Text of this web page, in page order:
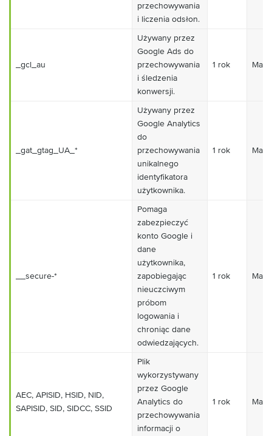
przechowywania
i liczenia odsłon.
_gcl_au
Używany przez
Google Ads do
przechowywania
i śledzenia
konwersji.
1 rok
_gat_gtag_UA_*
Używany przez
Google Analytics
do
przechowywania
unikalnego
identyfikatora
użytkownika.
1 rok
__secure-*
Pomaga
zabezpieczyć
konto Google i
dane
użytkownika,
zapobiegając
nieuczciwym
próbom
logowania i
chroniąc dane
odwiedzających.
1 rok
AEC, APISID, HSID, NID,
SAPISID, SID, SIDCC, SSID
Plik
wykorzystywany
przez Google
Analytics do
przechowywania
informacji o
1 rok